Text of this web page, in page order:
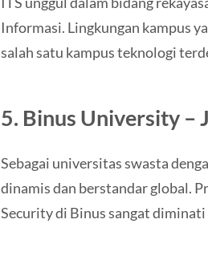
Informasi. Lingkungan kampus
salah satu kampus teknologi
5. Binus University –
Sebagai universitas swasta
dinamis dan berstandar global.
Security di Binus sangat